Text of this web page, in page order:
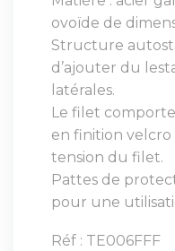
ovoïde de
Structure
d’ajouter du
latérales.
Le filet
en finition velcro
tension du filet.
Pattes de
pour une
Réf : TE006FFF